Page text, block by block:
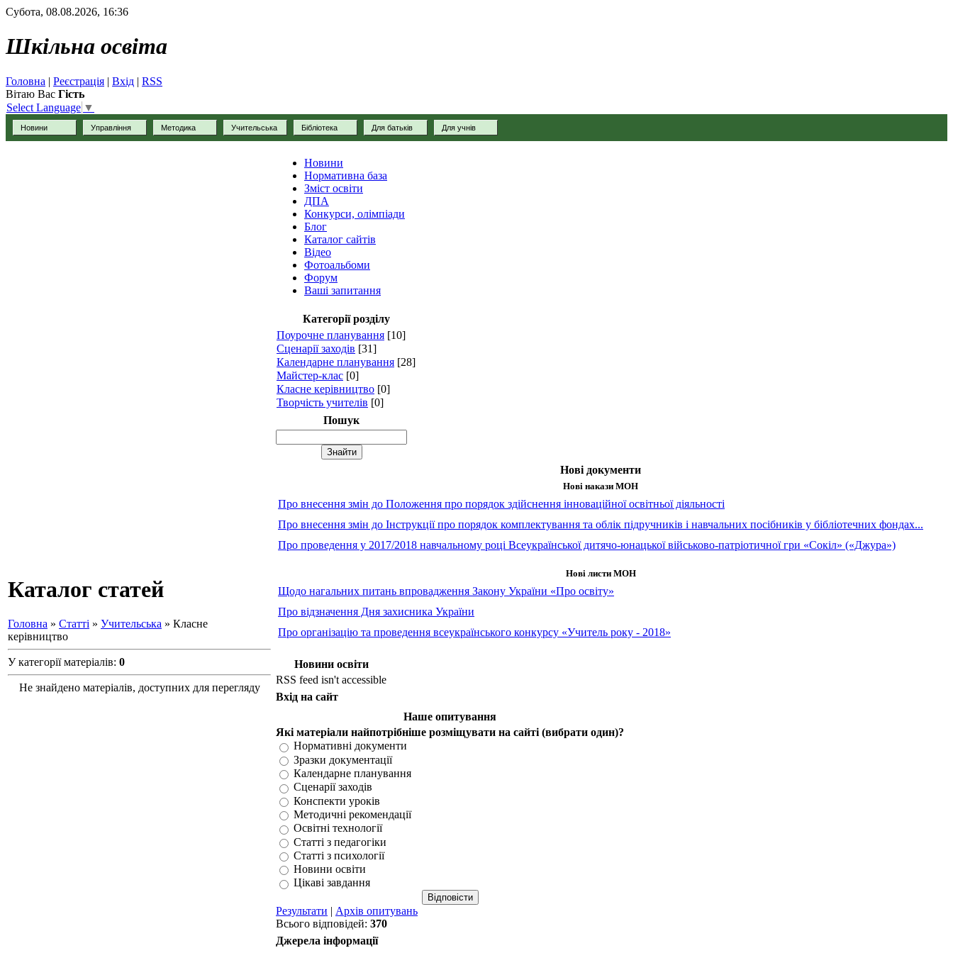
Субота, 08.08.2026, 16:36
Шкільна освіта
Головна | Реєстрація | Вхід | RSS
Вітаю Вас Гість
Select Language ▼
Новини Управління Методика Учительська Бібліотека Для батьків Для учнів
Каталог статей
Головна » Статті » Учительська » Класне
керівництво
У категорії матеріалів: 0
Не знайдено матеріалів, доступних для перегляду
Новини
Нормативна база
Зміст освіти
ДПА
Конкурси, олімпіади
Блог
Каталог сайтів
Відео
Фотоальбоми
Форум
Ваші запитання
Категорії розділу
Поурочне планування [10]
Сценарії заходів [31]
Календарне планування [28]
Майстер-клас [0]
Класне керівництво [0]
Творчість учителів [0]
Пошук
Нові документи
Нові накази МОН
Про внесення змін до Положення про порядок здійснення інноваційної освітньої діяльності
Про внесення змін до Інструкції про порядок комплектування та облік підручників і навчальних посібників у бібліотечних фондах...
Про проведення у 2017/2018 навчальному році Всеукраїнської дитячо-юнацької військово-патріотичної гри «Сокіл» («Джура»)
Нові листи МОН
Щодо нагальних питань впровадження Закону України «Про освіту»
Про відзначення Дня захисника України
Про організацію та проведення всеукраїнського конкурсу «Учитель року - 2018»
Новини освіти
RSS feed isn't accessible
Вхід на сайт
Наше опитування
Які матеріали найпотрібніше розміщувати на сайті (вибрати один)?
Нормативні документи
Зразки документації
Календарне планування
Сценарії заходів
Конспекти уроків
Методичні рекомендації
Освітні технології
Статті з педагогіки
Статті з психології
Новини освіти
Цікаві завдання
Результати | Архів опитувань
Всього відповідей: 370
Джерела інформації